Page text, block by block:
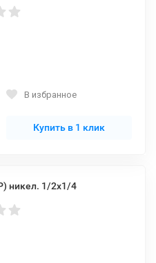
В избранное
Купить в 1 клик
никел. 1/2x1/4